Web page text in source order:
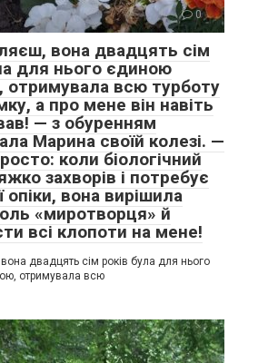
0
вона двадцять сім
для нього єдиною
отримувала всю турботу
а про мене він навіть
— з обуренням
Марина своїй колезі. —
коли біологічний
захворів і потребує
опіки, вона вирішила
«миротворця» й
всі клопоти на мене!
двадцять сім років була для нього
отримувала всю